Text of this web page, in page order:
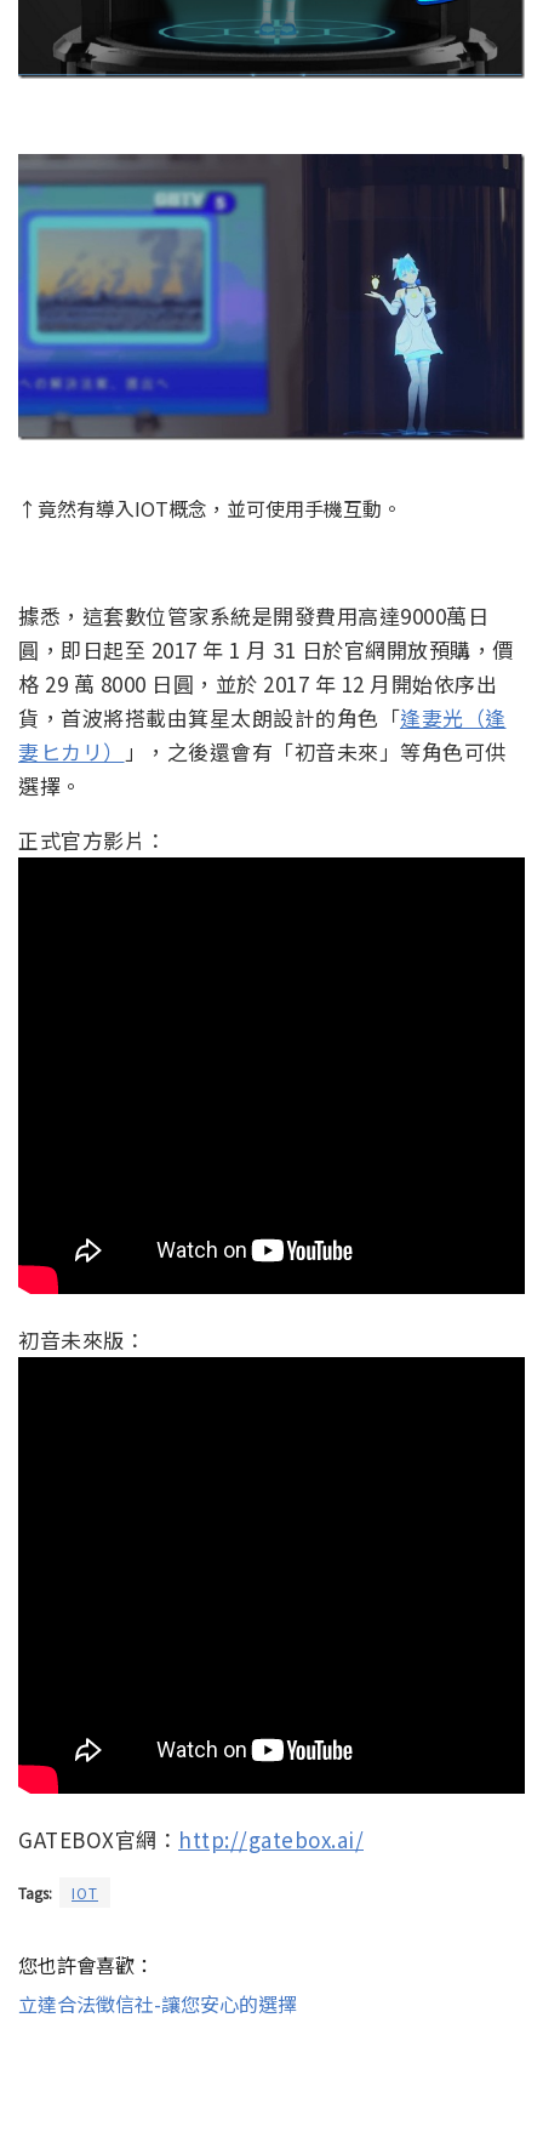
↑竟然有導入IOT概念，並可使用手機互動。
據悉，這套數位管家系統是開發費用高達9000萬日
圓，即日起至 2017 年 1 月 31 日於官網開放預購，價
格 29 萬 8000 日圓，並於 2017 年 12 月開始依序出
貨，首波將搭載由箕星太朗設計的角色「逢妻光（逢
妻ヒカリ） 」，之後還會有「初音未來」等角色可供
選擇。
正式官方影片：
初音未來版：
GATEBOX官網： http://gatebox.ai/
Tags: IOT
您也許會喜歡：
立達合法徵信社-讓您安心的選擇